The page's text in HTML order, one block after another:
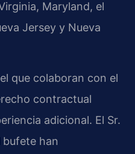
Maryland, el
Jersey y Nueva
que colaboran con el
contractual
adicional. El Sr.
bufete han